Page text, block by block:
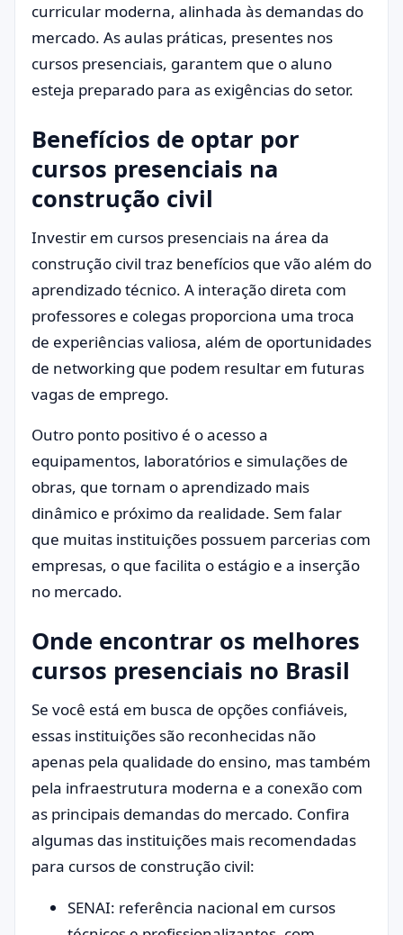
curricular moderna, alinhada às demandas do
mercado. As aulas práticas, presentes nos
cursos presenciais, garantem que o aluno
esteja preparado para as exigências do setor.
Benefícios de optar por
cursos presenciais na
construção civil
Investir em cursos presenciais na área da
construção civil traz benefícios que vão além do
aprendizado técnico. A interação direta com
professores e colegas proporciona uma troca
de experiências valiosa, além de oportunidades
de networking que podem resultar em futuras
vagas de emprego.
Outro ponto positivo é o acesso a
equipamentos, laboratórios e simulações de
obras, que tornam o aprendizado mais
dinâmico e próximo da realidade. Sem falar
que muitas instituições possuem parcerias com
empresas, o que facilita o estágio e a inserção
no mercado.
Onde encontrar os melhores
cursos presenciais no Brasil
Se você está em busca de opções confiáveis,
essas instituições são reconhecidas não
apenas pela qualidade do ensino, mas também
pela infraestrutura moderna e a conexão com
as principais demandas do mercado. Confira
algumas das instituições mais recomendadas
para cursos de construção civil:
SENAI: referência nacional em cursos